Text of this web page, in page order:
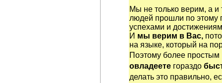
Мы не только верим, а и
людей прошли по этому
успехами и
И мы верим в Вас,
на языке, который на
Поэтому более
овладеете гораздо
делать это правильно,